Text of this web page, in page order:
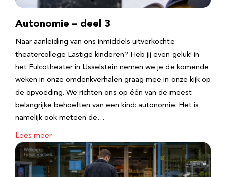
Autonomie – deel 3
Naar aanleiding van ons inmiddels uitverkochte
theatercollege Lastige kinderen? Heb jij even geluk! in
het Fulcotheater in IJsselstein nemen we je de komende
weken in onze omdenkverhalen graag mee in onze kijk op
de opvoeding. We richten ons op één van de meest
belangrijke behoeften van een kind: autonomie. Het is
namelijk ook meteen de…
Lees meer